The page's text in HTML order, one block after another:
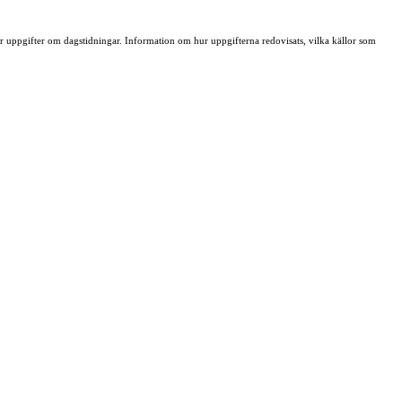
uppgifter om dagstidningar. Information om hur uppgifterna redovisats, vilka källor som